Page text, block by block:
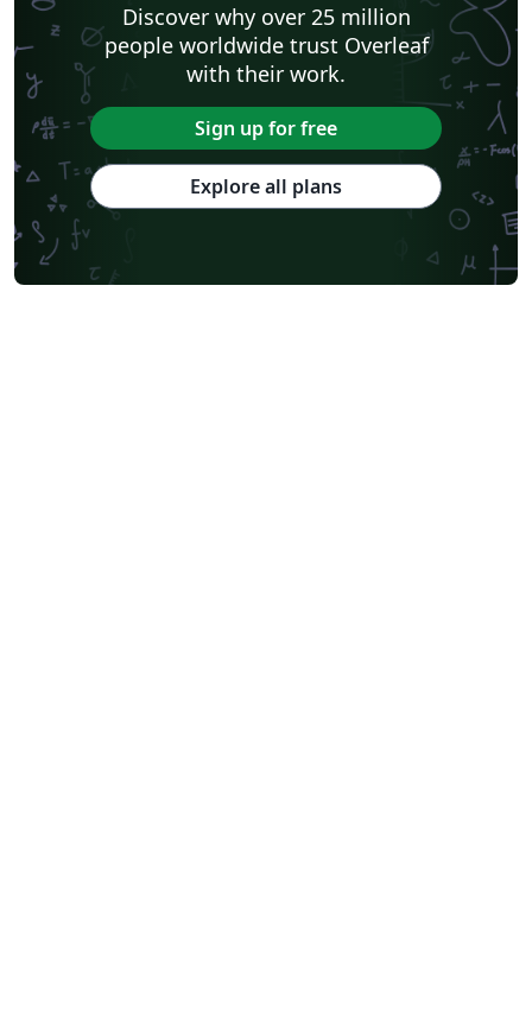
Discover why over 25 million
people worldwide trust Overleaf
with their work.
Sign up for free
Explore all plans